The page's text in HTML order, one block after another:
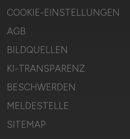
COOKIE-EINSTELLUNGEN
AGB
BILDQUELLEN
KI-TRANSPARENZ
BESCHWERDEN
MELDESTELLE
SITEMAP